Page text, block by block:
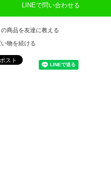
LINEで問い合わせる
の商品を友達に教える
い物を続ける